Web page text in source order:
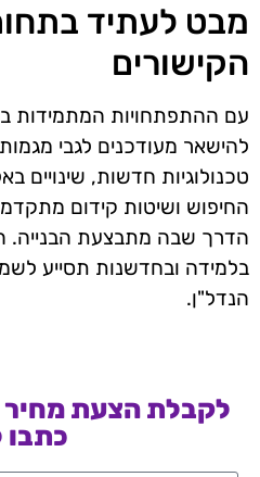
מבט לעתיד
הקישורים
עם ההתפתחויות המתמידות
להישאר מעודכנים לגבי
טכנולוגיות חדשות, שינויים
החיפוש ושיטות קידום
הדרך שבה מתבצעת
בלמידה ובחדשנות תסייע
הנדל"ן.
לקבלת הצעת מחיר
כתבו